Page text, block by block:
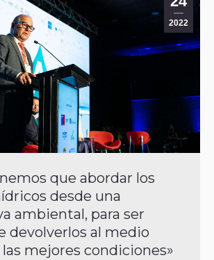
2022
que abordar los
desde una
ambiental, para ser
devolverlos al medio
mejores condiciones»